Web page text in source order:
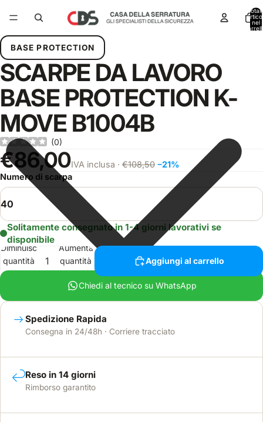
nel
BASE PROTECTION
SCARPE DA LAVORO
BASE PROTECTION K-
MOVE B1004B
(0)
€86,00IVA inclusa · €108,50 −21%
Numero di scarpa
Solitamente consegnato in 1-4 giorni lavorativi se
disponibile
Diminuisci
quantità
Aumenta
quantità
Aggiungi al carrello
Chiedi al tecnico su WhatsApp
Spedizione Rapida
Consegna in 24/48h · Corriere tracciato
Reso in 14 giorni
Rimborso garantito